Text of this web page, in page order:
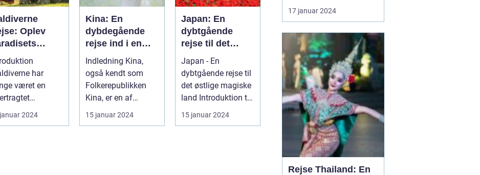
Oplev
og
har
været en
for
der søger
2024
Kina: En
dybdegående
rejse ind i en
gammel kultur
Indledning Kina,
også kendt som
Folkerepublikken
Kina, er en af
verdens ældste og
mest befolkede na...
15 januar 2024
Japan: En
dybtgående
rejse til det
østlige magiske
land
Japan - En
dybtgående rejse til
det østlige magiske
land Introduktion til
Japan Japan, et
land be...
15 januar 2024
strande, frodige
rismarker og en unik
tage dig med på en
dybdegående rejse til
Bali og dykke ned i, hvad
der gør denne
destination så speciel.
Uanset om du er...
17 januar 2024
Rejse Thailand: En